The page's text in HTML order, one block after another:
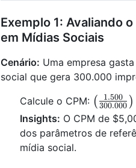
Exemplo 1: Avaliando
em Mídias Sociais
Cenário: Uma empresa
social que gera 300.000
Calcule o CPM: \left(
\right)
( 300.000
1.500 )
Insights: O CPM de
dos parâmetros de
mídia social.